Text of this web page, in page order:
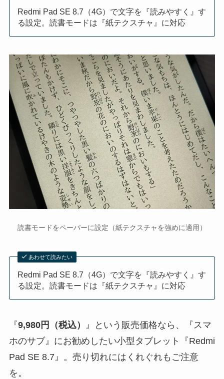
Redmi Pad SE 8.7（4G）で文字を『読みやすく』す
る設定。読書モードは『紙テクスチャ』に対応
読書モードをペーパーに設定（紙テクスチャを強めに適用）
あわせて読みたい
Redmi Pad SE 8.7（4G）で文字を『読みやすく』す
る設定。読書モードは『紙テクスチャ』に対応
『9,980円（税込）
』という販売価格なら、『スマ
ホのサブ』にお勧めしたい小型タブレット『Redmi
Pad SE 8.7』。売り切れにはくれぐれもご注意
を。